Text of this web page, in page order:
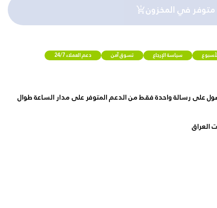
متوفر في المخزون
سياسة الإرجاع تسوق آمن دعم العملاء 24/7
على رسالة واحدة فقط من الدعم المتوفر على مدار الساعة طوال
العراق